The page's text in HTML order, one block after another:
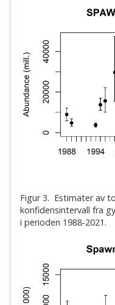
Figur 3. Estimater av
konfidensintervall fra
i perioden 1988-2021.